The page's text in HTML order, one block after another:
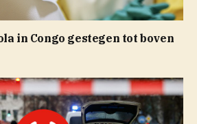
in Congo gestegen tot boven